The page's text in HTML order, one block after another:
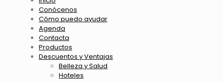
Conócenos
Cómo puedo ayudar
Agenda
Contacta
Productos
Descuentos y Ventajas
Belleza y Salud
Hoteles